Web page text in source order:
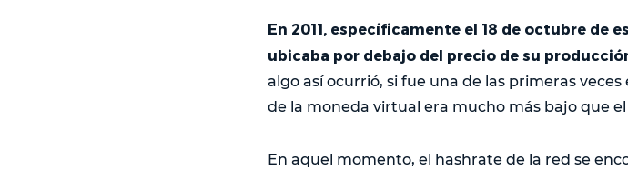
En 2011, específicamente el 18 de octubre de
ubicaba por debajo del precio de su
algo así ocurrió, si fue una de las primeras
de la moneda virtual era mucho más bajo que
En aquel momento, el hashrate de la red se